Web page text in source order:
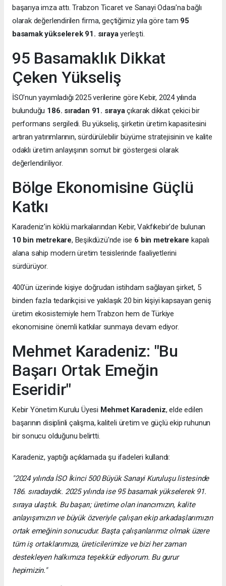
başarıya imza attı. Trabzon Ticaret ve Sanayi Odası'na bağlı
olarak değerlendirilen firma, geçtiğimiz yıla göre tam 95
basamak yükselerek 91. sırayayerleşti.
95 Basamaklık Dikkat
Çeken Yükseliş
İSO'nun yayımladığı 2025 verilerine göre Kebir, 2024 yılında
bulunduğu 186. sıradan 91. sırayaçıkarak dikkat çekici bir
performans sergiledi. Bu yükseliş, şirketin üretim kapasitesini
artıran yatırımlarının, sürdürülebilir büyüme stratejisinin ve kalite
odaklı üretim anlayışının somut bir göstergesi olarak
değerlendiriliyor.
Bölge Ekonomisine Güçlü
Katkı
Karadeniz'in köklü markalarından Kebir, Vakfıkebir'de bulunan
10 bin metrekare, Beşikdüzü'nde ise 6 bin metrekare kapalı
alana sahip modern üretim tesislerinde faaliyetlerini
sürdürüyor.
400'ün üzerinde kişiye doğrudan istihdam sağlayan şirket, 5
binden fazla tedarikçisi ve yaklaşık 20 bin kişiyi kapsayan geniş
üretim ekosistemiyle hem Trabzon hem de Türkiye
ekonomisine önemli katkılar sunmaya devam ediyor.
Mehmet Karadeniz: "Bu
Başarı Ortak Emeğin
Eseridir"
Kebir Yönetim Kurulu Üyesi Mehmet Karadeniz, elde edilen
başarının disiplinli çalışma, kaliteli üretim ve güçlü ekip ruhunun
bir sonucu olduğunu belirtti.
Karadeniz, yaptığı açıklamada şu ifadeleri kullandı:
"2024 yılında İSO İkinci 500 Büyük Sanayi Kuruluşu listesinde
186. sıradaydık. 2025 yılında ise 95 basamak yükselerek 91.
sıraya ulaştık. Bu başarı; üretime olan inancımızın, kalite
anlayışımızın ve büyük özveriyle çalışan ekip arkadaşlarımızın
ortak emeğinin sonucudur. Başta çalışanlarımız olmak üzere
tüm iş ortaklarımıza, üreticilerimize ve bizi her zaman
destekleyen halkımıza teşekkür ediyorum. Bu gurur
hepimizin."